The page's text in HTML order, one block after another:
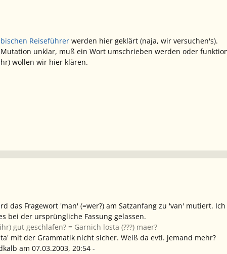
Reiseführer werden hier geklärt (naja, wir versuchen's).
unklar, muß ein Wort umschrieben werden oder
wollen wir hier klären.
das Fragewort 'man' (=wer?) am Satzanfang zu 'van' mutiert. Ich
bei der ursprüngliche Fassung gelassen.
gut geschlafen? = Garnich losta (???) maer?
mit der Grammatik nicht sicher. Weiß da evtl. jemand mehr?
am 07.03.2003, 20:54 -